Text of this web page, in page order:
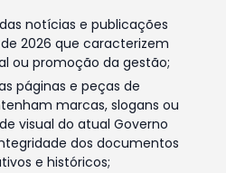
notícias e publicações
2026 que caracterizem
ou promoção da gestão;
páginas e peças de
marcas, slogans ou
visual do atual Governo
dos documentos
e históricos;